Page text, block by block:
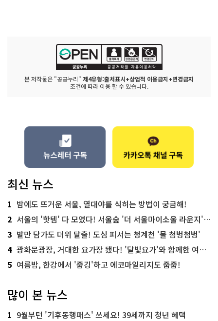
본 저작물은 "공공누리" 제4유형:출처표시+상업적 이용금지+변경금지
조건에 따라 이용 할 수 있습니다.
최신 뉴스
1 밤에도 뜨거운 서울, 열대야를 식히는 방법이 궁금해!
2 서울의 '핫템' 다 모였다! 서울숲 '더 서울마이소울 라운지' 오픈
3 발만 담가도 더위 탈출! 도심 피서는 청계천 '물 첨벙첨벙'
4 광화문광장, 거대한 요가장 됐다! '달빛요가'와 함께한 여름밤 힐링
5 여름밤, 한강에서 '줍깅'하고 에코마일리지도 줍줍!
많이 본 뉴스
1 9월부턴 '기후동행패스' 쓰세요! 39세까지 청년 혜택